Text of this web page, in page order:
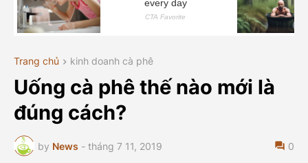
Trang chủ kinh doanh cà phê
Uống cà phê thế nào mới là
đúng cách?
by News - tháng 7 11, 2019 0